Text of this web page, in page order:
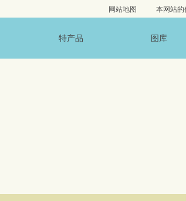
网站地图 本网站的
特产品 图库